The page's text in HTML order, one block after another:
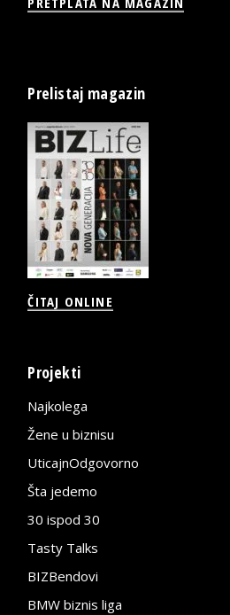
Prelistaj magazin
ČITAJ ONLINE
Projekti
Najkolega
Žene u biznisu
UticajnOdgovorno
Šta jedemo
30 ispod 30
Tasty Talks
BIZBendovi
BMW biznis liga